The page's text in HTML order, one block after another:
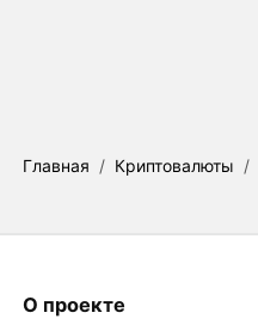
Главная / Криптовалюты /
О проекте